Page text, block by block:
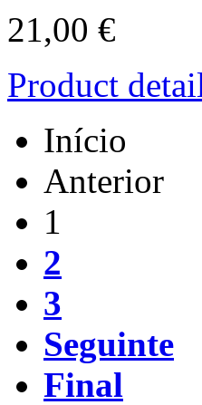
21,00 €
Product
Início
Anterior
1
2
3
Seguinte
Final